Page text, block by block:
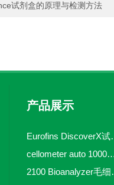
试剂盒的原理与检测方法
产品展示
cellometer auto 1000全自
2100